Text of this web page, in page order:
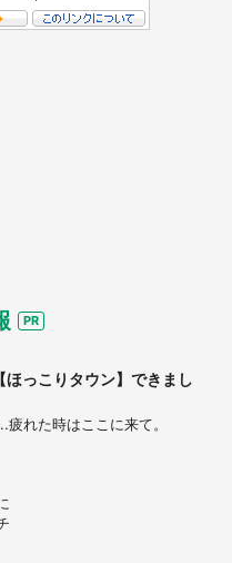
っこりタウン】できまし
れた時はここに来て。